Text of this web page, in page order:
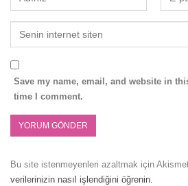
Save my name, email, and website in
time I comment.
Bu site istenmeyenleri azaltmak için
verilerinizin nasıl işlendiğini öğrenin.